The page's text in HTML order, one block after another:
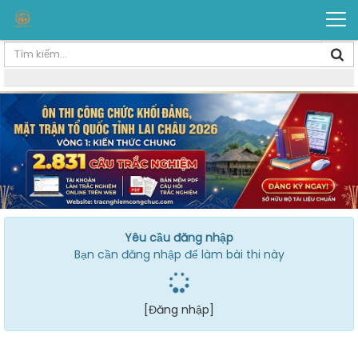
Yêu cầu đăng nhập
Bạn cần đăng nhập để làm bài thi này
[Đăng nhập]